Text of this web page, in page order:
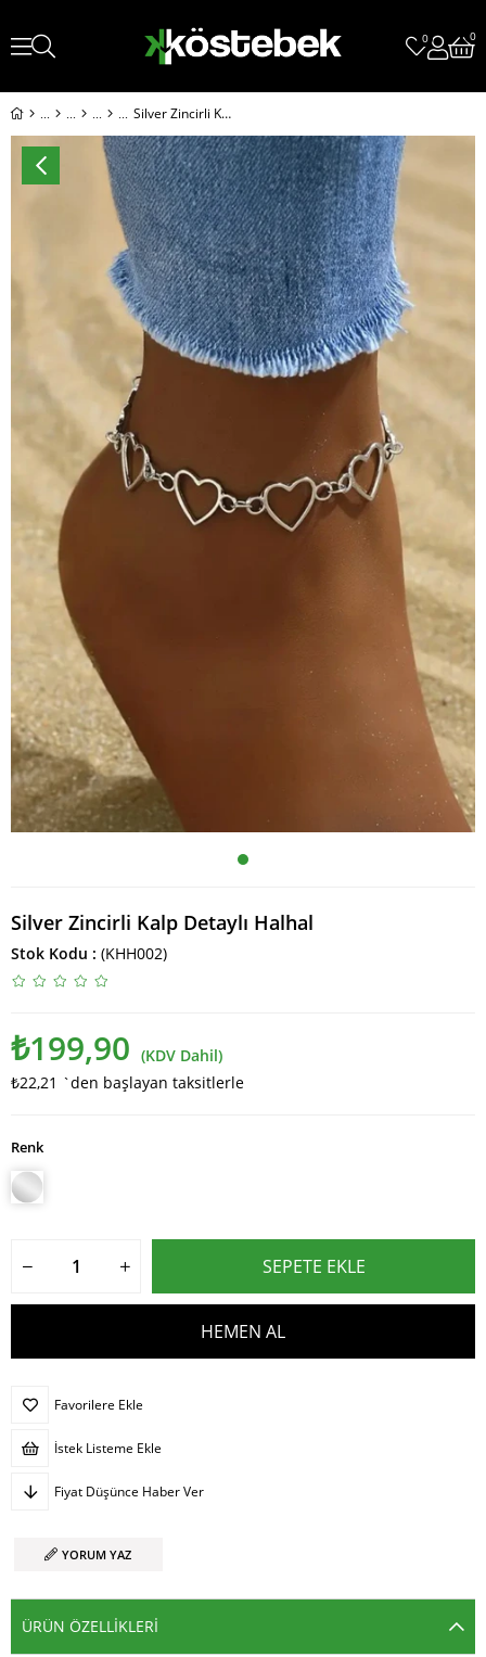
0 0
Silver Zincirli Kalp Detaylı Halhal
Silver Zincirli Kalp Detaylı Halhal
Stok Kodu (KHH002)
₺199,90 (KDV Dahil)
₺22,21 `den başlayan taksitlerle
Renk
Favorilere Ekle
İstek Listeme Ekle
Fiyat Düşünce Haber Ver
YORUM YAZ
ÜRÜN ÖZELLIKLERI